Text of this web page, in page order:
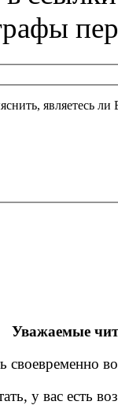
являетесь
Уважаемые
своевременно
у вас есть